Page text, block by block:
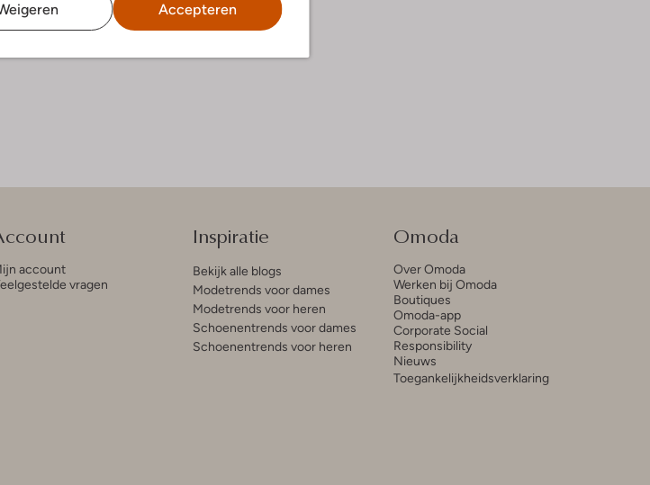
Accepteren
account
vragen
Inspiratie
Bekijk alle blogs
Modetrends voor dames
Modetrends voor heren
Schoenentrends voor dames
Schoenentrends voor heren
Omoda
Over Omoda
Werken bij Omoda
Boutiques
Omoda-app
Corporate Social
Responsibility
Nieuws
Toegankelijkheidsverklaring